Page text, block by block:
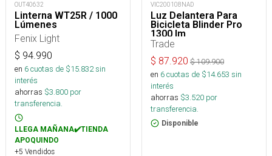
OUT40632
Linterna WT25R / 1000
Lúmenes
Fenix Light
$ 94.990
en 6cuotas de $15.832sin
interés
ahorras $3.800 por
transferencia.
LLEGA MAÑANA✔️TIENDA
APOQUINDO
+5 Vendidos
VIC200108NAD
Luz Delantera Para
Bicicleta Blinder Pro
1300 lm
Trade
$ 87.920 $109.900
en 6cuotas de $14.653 sin
interés
ahorras $3.520 por
transferencia.
Disponible